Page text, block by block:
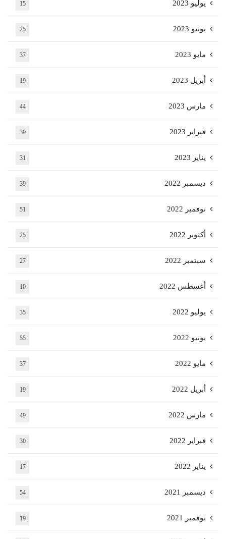
يوليو 2023 15
يونيو 2023 25
مايو 2023 37
أبريل 2023 19
مارس 2023 44
فبراير 2023 39
يناير 2023 31
ديسمبر 2022 39
نوفمبر 2022 51
أكتوبر 2022 25
سبتمبر 2022 27
أغسطس 2022 10
يوليو 2022 35
يونيو 2022 55
مايو 2022 37
أبريل 2022 19
مارس 2022 49
فبراير 2022 30
يناير 2022 17
ديسمبر 2021 54
نوفمبر 2021 19